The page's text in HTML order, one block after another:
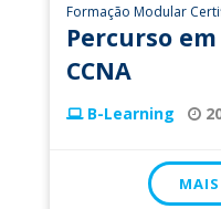
Formação Modular
Percurso em
CCNA
B-Learning